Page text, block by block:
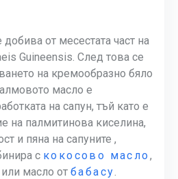
от месестата част на
Guineensis. След това се
на кремообразно бяло
масло е
на сапун, тъй като е
на палмитинова киселина,
и пяна на сапуните ,
с кокосово масло,
масло от бабасу.